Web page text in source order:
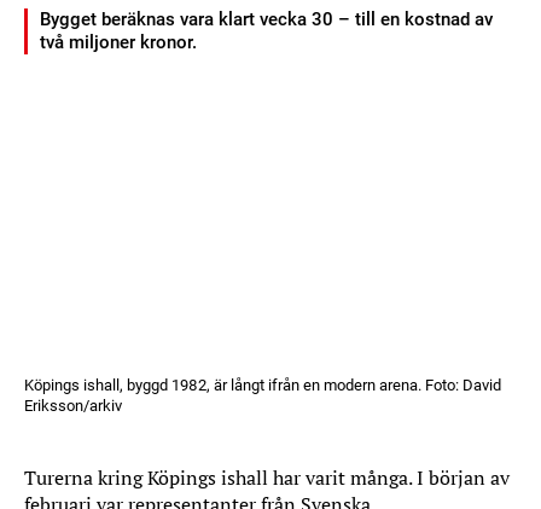
Bygget beräknas vara klart vecka 30 – till en kostnad av
två miljoner kronor.
Köpings ishall, byggd 1982, är långt ifrån en modern arena. Foto: David
Eriksson/arkiv
Turerna kring Köpings ishall har varit många. I början av